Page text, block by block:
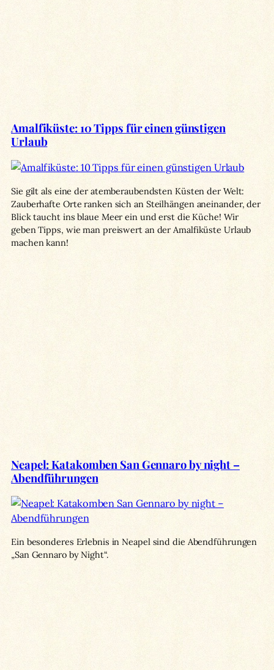
Amalfiküste: 10 Tipps für einen günstigen
Urlaub
Sie gilt als eine der atemberaubendsten Küsten der Welt:
Zauberhafte Orte ranken sich an Steilhängen aneinander, der
Blick taucht ins blaue Meer ein und erst die Küche! Wir
geben Tipps, wie man preiswert an der Amalfiküste Urlaub
machen kann!
Neapel: Katakomben San Gennaro by night –
Abendführungen
Ein besonderes Erlebnis in Neapel sind die Abendführungen
„San Gennaro by Night“.